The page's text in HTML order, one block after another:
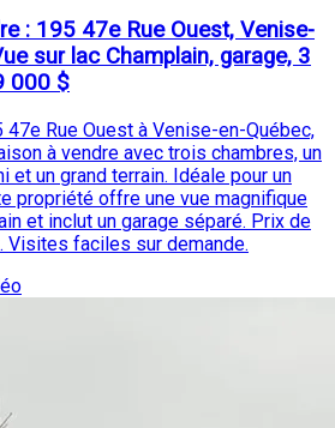
: 195 47e Rue Ouest, Venise-
sur lac Champlain, garage, 3
000 $
Rue Ouest à Venise-en-Québec,
à vendre avec trois chambres, un
un grand terrain. Idéale pour un
propriété offre une vue magnifique
et inclut un garage séparé. Prix de
Visites faciles sur demande.